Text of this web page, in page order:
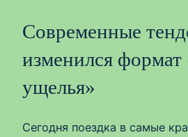
Современные
изменился формат
ущелья»
Сегодня поездка в самые